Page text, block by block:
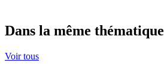
Dans la même thématique
Voir tous